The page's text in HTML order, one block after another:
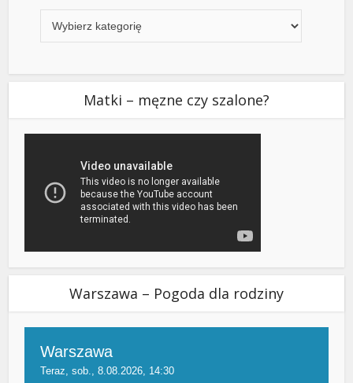
Matki – męzne czy szalone?
Warszawa – Pogoda dla rodziny